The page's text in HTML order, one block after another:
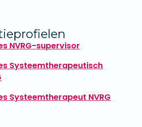
NVRG-supervisor
Systeemtherapeutisch
Systeemtherapeut NVRG